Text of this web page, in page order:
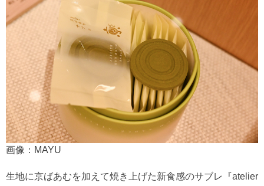
画像：MAYU
生地に京ばあむを加えて焼き上げた新食感のサブレ『atelier